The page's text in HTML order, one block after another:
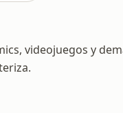
videojuegos y